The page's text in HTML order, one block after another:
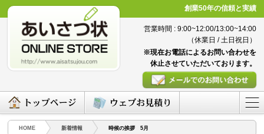
創業50年の信頼と実績
営業時間 : 9:00~12:00/13:00~14:00
（休業日 / 土日祝日）
※現在お電話によるお問い合わせを
休止させていただいております。
HOME 新着情報 時候の挨拶 5月